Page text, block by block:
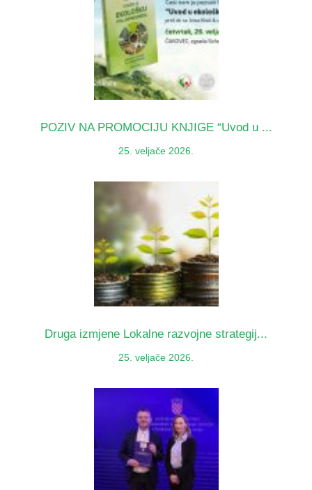
POZIV NA PROMOCIJU KNJIGE “Uvod u ...
25. veljače 2026.
Druga izmjene Lokalne razvojne strategij...
25. veljače 2026.